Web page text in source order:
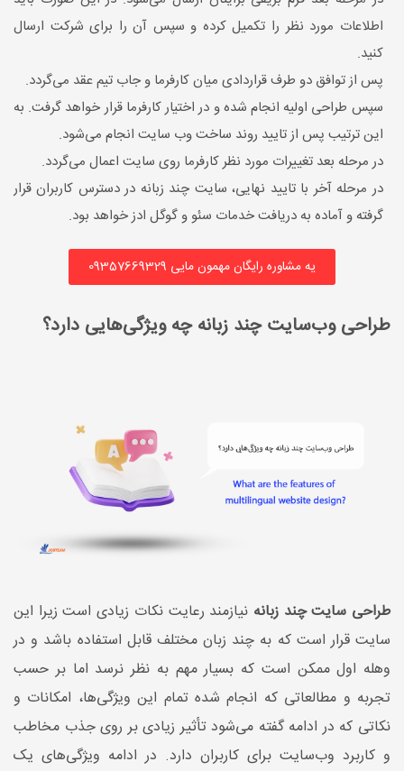
اطلاعات مورد نظر را تکمیل کرده و سپس آن را برای شرکت ارسال
کنید.
پس از توافق دو طرف قراردادی میان کارفرما و جاب تیم عقد می‌گردد.
سپس طراحی اولیه انجام شده و در اختیار کارفرما قرار خواهد گرفت. به
این ترتیب پس از تایید روند ساخت وب سایت انجام می‌شود.
در مرحله بعد تغییرات مورد نظر کارفرما روی سایت اعمال می‌گردد.
در مرحله آخر با تایید نهایی، سایت چند زبانه در دسترس کاربران قرار
گرفته و آماده به دریافت خدمات سئو و گوگل ادز خواهد بود.
یه مشاوره رایگان مهمون مایی 09357669329
طراحی وب‌سایت چند زبانه چه ویژگی‌هایی دارد؟
طراحی سایت چند زبانه نیازمند رعایت نکات زیادی است زیرا این
سایت قرار است که به چند زبان مختلف قابل ‌استفاده باشد و در
وهله اول ممکن است که بسیار مهم به نظر نرسد اما بر حسب
تجربه و مطالعاتی که انجام شده تمام این ویژگی‌ها، امکانات و
نکاتی که در ادامه گفته می‌شود تأثیر زیادی بر روی جذب مخاطب
و کاربرد وب‌سایت برای کاربران دارد. در ادامه ویژگی‌های یک